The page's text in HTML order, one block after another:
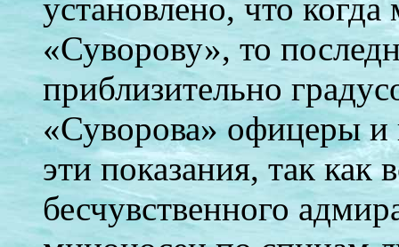
установлено, что
«Суворову», то
приблизительно
«Суворова» офицеры
эти показания, так
бесчувственного